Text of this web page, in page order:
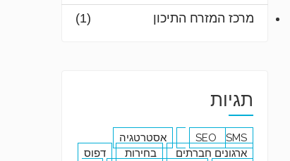
מרכז המזרח התיכון
(1)
תגיות
SEO SMS
אסטרטגיה
ארגונים חברתים
בחירות
דפוס